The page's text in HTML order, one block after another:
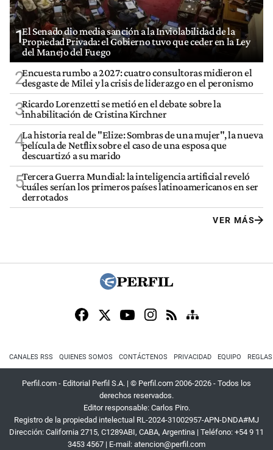
1El Senado dio media sanción a la Inviolabilidad de la
Propiedad Privada: el Gobierno tuvo que ceder en la Ley
del Manejo del Fuego
2Encuesta rumbo a 2027: cuatro consultoras midieron el
desgaste de Milei y la crisis de liderazgo en el peronismo
3Ricardo Lorenzetti se metió en el debate sobre la
inhabilitación de Cristina Kirchner
4La historia real de "Elize: Sombras de una mujer", la nueva
película de Netflix sobre el caso de una esposa que
descuartizó a su marido
5Tercera Guerra Mundial: la inteligencia artificial reveló
cuáles serían los primeros países latinoamericanos en ser
derrotados
VER MÁS
CANALES RSS QUIENES SOMOS CONTÁCTENOS PRIVACIDAD EQUIPO
Perfil.com - Editorial Perfil S.A. | © Perfil.com 2006-2026 - Todos los
derechos reservados.
Editor responsable: Carlos Piro.
Registro de la propiedad intelectual RL-2024-31002957-APN-DNDA#MJ
Dirección: California 2715, C1289ABI, CABA, Argentina | Teléfono: +54 9 11
3453 4567 | E-mail: atencion@perfil.com